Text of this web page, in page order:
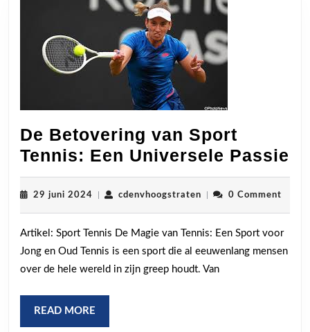
De Betovering van Sport
Tennis: Een Universele Passie
29 juni 2024 cdenvhoogstratencdenvhoogstraten
0 Comment
Artikel: Sport Tennis De Magie van Tennis: Een Sport voor
Jong en Oud Tennis is een sport die al eeuwenlang mensen
over de hele wereld in zijn greep houdt. Van
READ MORE
MORE